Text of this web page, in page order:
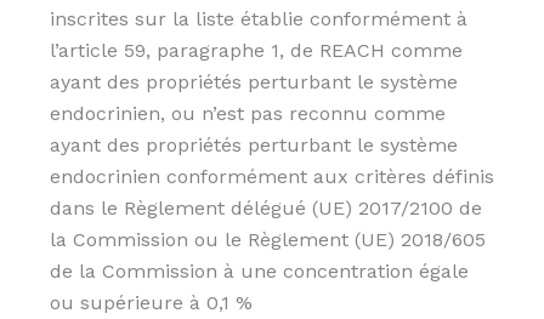
inscrites sur la liste établie conformément à
l’article 59, paragraphe 1, de REACH comme
ayant des propriétés perturbant le système
endocrinien, ou n’est pas reconnu comme
ayant des propriétés perturbant le système
endocrinien conformément aux critères définis
dans le Règlement délégué (UE) 2017/2100 de
la Commission ou le Règlement (UE) 2018/605
de la Commission à une concentration égale
ou supérieure à 0,1 %